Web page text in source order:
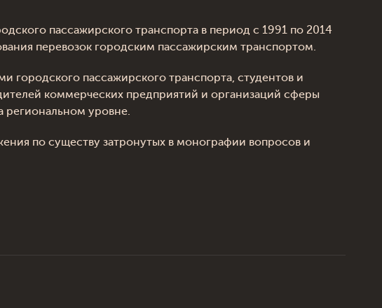
пассажирского транспорта в период с 1991 по 2014
перевозок городским пассажирским транспортом.
городского пассажирского транспорта, студентов и
коммерческих предприятий и организаций сферы
региональном уровне.
по существу затронутых в монографии вопросов и